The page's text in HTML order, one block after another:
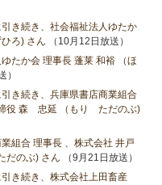
き続き、社会福祉法人ゆたか
ろ) さん （10月12日放送）
たか会 理事長 蓬莱 和裕 （ほ
）
き続き、兵庫県書店商業組合
役 森 忠延 （もり ただのぶ)
組合 理事長 、株式会社 井戸
のぶ) さん （9月21日放送）
引き続き、株式会社上田畜産